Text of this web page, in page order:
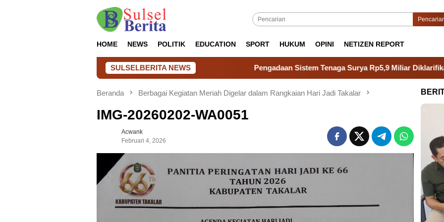
HOME NEWS POLITIK EDUCATION SPORT HUKUM OPINI NETIZEN REPORT
SULSELBERITA NEWS Pengadaan Sistem Tenaga Surya Rp5,9 Miliar Diklarifikasi, BPK
Beranda Berbagai Kegiatan Meriah Digelar dalam Rangkaian Hari Jadi Takalar
IMG-20260202-WA0051
Acwank
Februari 4, 2026